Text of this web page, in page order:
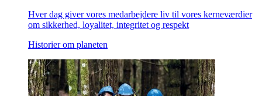
Hver dag giver vores medarbejdere liv til vores kerneværdier
om sikkerhed, loyalitet, integritet og respekt
Historier om planeten